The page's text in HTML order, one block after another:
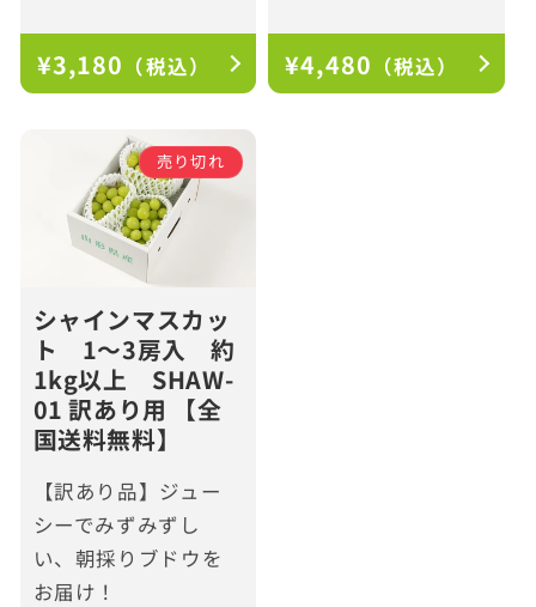
通
常
¥3,180 （税込）
通
常
¥4,480 （税込）
売り切れ
シャインマスカッ
ト 1～3房入 約
1kg以上 SHAW-
01 訳あり用 【全
国送料無料】
【訳あり品】ジュー
シーでみずみずし
い、朝採りブドウを
お届け！